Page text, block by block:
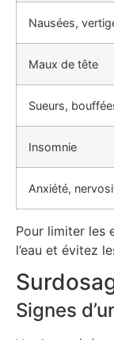
Nausées,
Maux de tête
Sueurs,
Insomnie
Anxiété,
Pour limiter les
l’eau et évitez
Signes